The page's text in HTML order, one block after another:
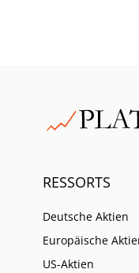
RESSORTS
Deutsche Aktien
Europäische
US-Aktien